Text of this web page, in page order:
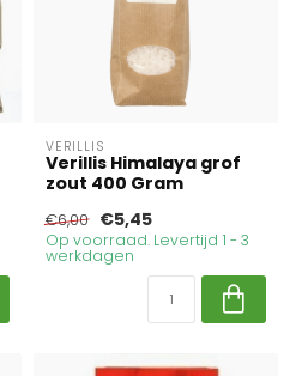
VERILLIS
Verillis Himalaya grof
zout 400 Gram
€6,00 €5,45
Op voorraad. Levertijd 1 - 3
werkdagen